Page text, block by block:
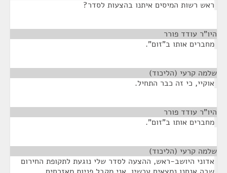
ראש רשות המיסים איתנו בהצעות לסדר?
היו"ר עודד פורר
מחברים אותו ב"זום".
שלמה קרעי (הליכוד)
אוקיי, כי זה כבר התחיל.
היו"ר עודד פורר
מחברים אותו ב"זום".
שלמה קרעי (הליכוד)
אדוני היושב-ראש, ההצעה לסדר שלי נוגעת לתקופת החירום